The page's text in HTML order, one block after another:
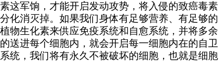
素这军饷，才能开启发动攻势，将入侵的致癌毒素
分化消灭掉。如果我们身体有足够营养、有足够的
植物生化素来供应免疫系统和自愈系统，并将多余
的送进每个细胞内，就会开启每一细胞内在的自卫
系统，我们将有永久不被破坏的细胞，也就是细胞